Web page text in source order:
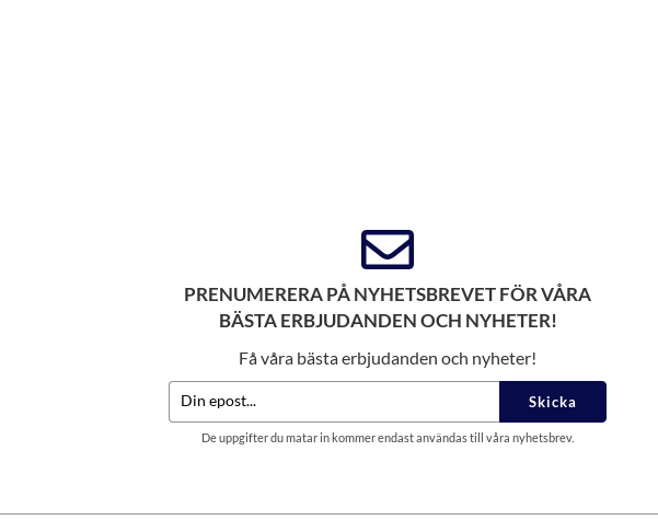
PRENUMERERA PÅ NYHETSBREVET FÖR VÅRA
BÄSTA ERBJUDANDEN OCH NYHETER!
Få våra bästa erbjudanden och nyheter!
Skicka
De uppgifter du matar in kommer endast användas till våra nyhetsbrev.